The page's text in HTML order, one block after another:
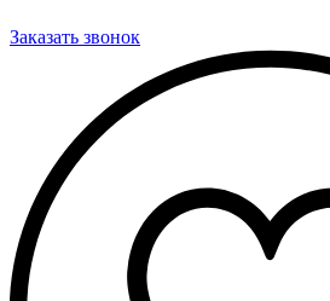
Заказать звонок